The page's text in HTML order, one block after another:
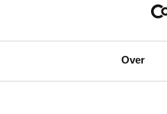
Over
Aantal personen